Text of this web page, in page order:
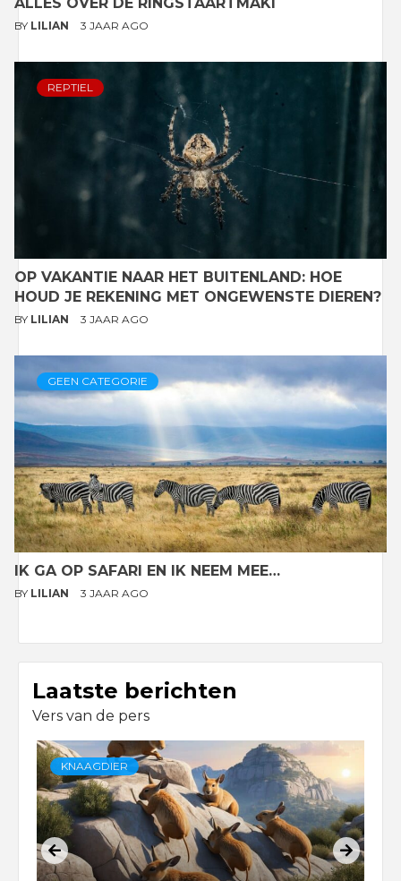
BY LILIAN 3 JAAR AGO
REPTIEL
OP VAKANTIE NAAR HET BUITENLAND: HOE
HOUD JE REKENING MET ONGEWENSTE DIEREN?
BY LILIAN 3 JAAR AGO
GEEN CATEGORIE
IK GA OP SAFARI EN IK NEEM MEE…
BY LILIAN 3 JAAR AGO
Laatste berichten
Vers van de pers
KNAAGDIER